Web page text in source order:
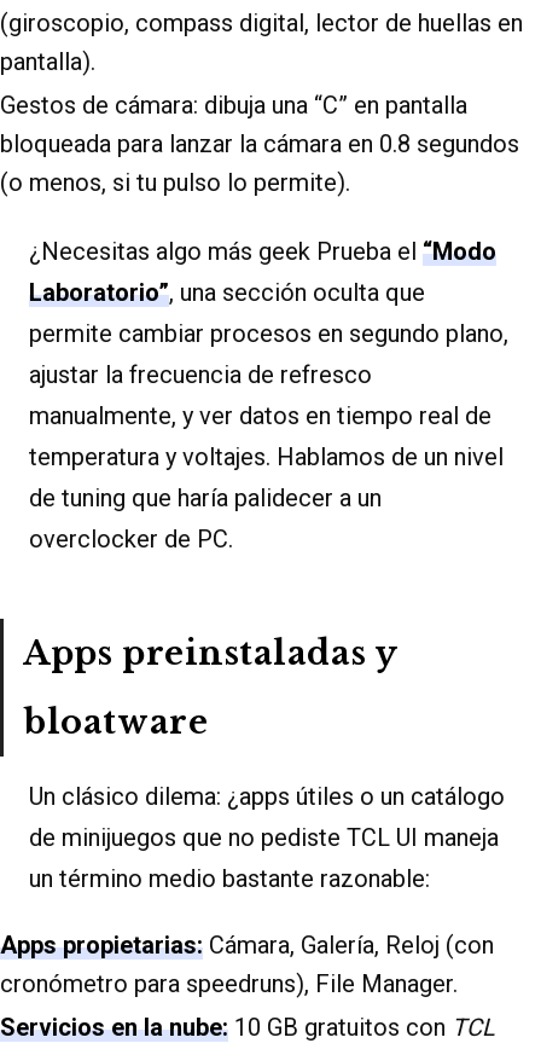
(giroscopio, compass digital, lector de huellas en
pantalla).
Gestos de cámara: dibuja una “C” en pantalla
bloqueada para lanzar la cámara en 0.8 segundos
(o menos, si tu pulso lo permite).
¿Necesitas algo más geek Prueba el “Modo
Laboratorio”, una sección oculta que
permite cambiar procesos en segundo plano,
ajustar la frecuencia de refresco
manualmente, y ver datos en tiempo real de
temperatura y voltajes. Hablamos de un nivel
de tuning que haría palidecer a un
overclocker de PC.
Apps preinstaladas y
bloatware
Un clásico dilema: ¿apps útiles o un catálogo
de minijuegos que no pediste TCL UI maneja
un término medio bastante razonable:
Apps propietarias: Cámara, Galería, Reloj (con
cronómetro para speedruns), File Manager.
Servicios en la nube: 10 GB gratuitos con TCL